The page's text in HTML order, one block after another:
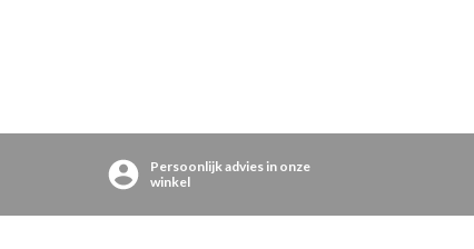
Persoonlijk advies in onze
winkel